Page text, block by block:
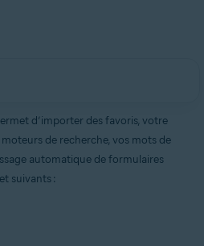
d’importer des favoris, votre
de recherche, vos mots de
automatique de formulaires
suivants :